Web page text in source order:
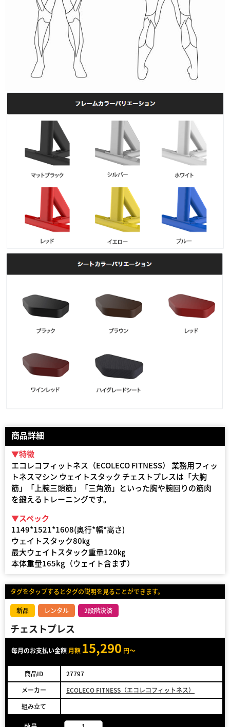
商品詳細
▼特徴
エコレコフィットネス（ECOLECO FITNESS） 業務用フィッ
トネスマシン ウェイトスタック チェストプレスは「大胸
筋」「上腕三頭筋」「三角筋」といった胸や腕回りの筋肉
を鍛えるトレーニングです。
▼スペック
1149*1521*1608(奥行*幅*高さ)
ウェイトスタック80㎏
最大ウェイトスタック重量120㎏
本体重量165kg（ウェイト含まず）
タグをタップするとタグの説明を見ることができます。
新品 レンタル 2段階決済
チェストプレス
毎月のお支払い金額 月額 15,290 円～
商品ID
27797
メーカー
ECOLECO FITNESS（エコレコフィットネス）
組み立て